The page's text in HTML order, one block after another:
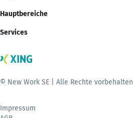
Hauptbereiche
Services
© New Work SE | Alle Rechte vorbehalten
Impressum